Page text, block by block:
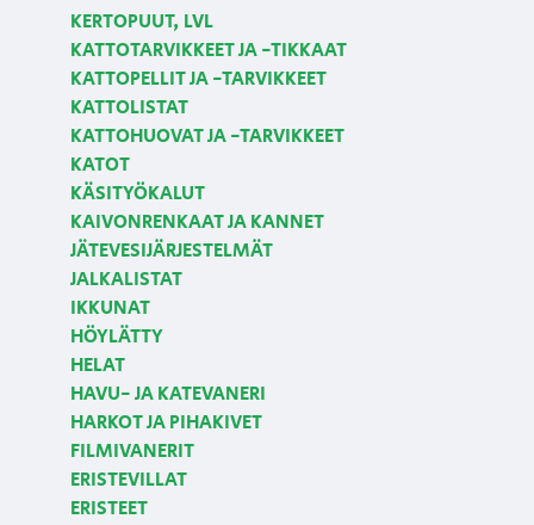
KERTOPUUT, LVL
KATTOTARVIKKEET JA -TIKKAAT
KATTOPELLIT JA -TARVIKKEET
KATTOLISTAT
KATTOHUOVAT JA -TARVIKKEET
KATOT
KÄSITYÖKALUT
KAIVONRENKAAT JA KANNET
JÄTEVESIJÄRJESTELMÄT
JALKALISTAT
IKKUNAT
HÖYLÄTTY
HELAT
HAVU- JA KATEVANERI
HARKOT JA PIHAKIVET
FILMIVANERIT
ERISTEVILLAT
ERISTEET